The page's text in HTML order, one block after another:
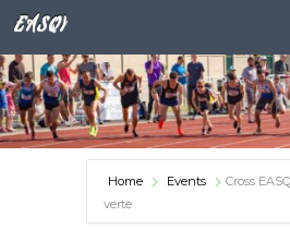
Skip to content
EASQY
Home Events
Cross
verte